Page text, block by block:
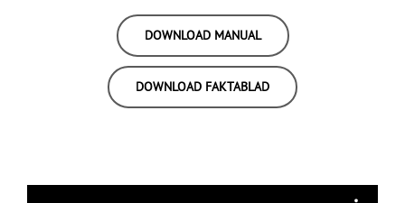
DOWNLOAD MANUAL
DOWNLOAD FAKTABLAD